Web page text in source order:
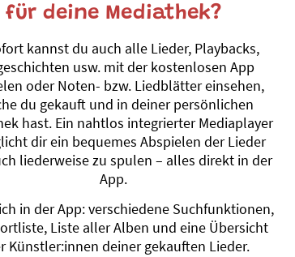
Roland Zoss
Jimmy Flitz
#Indianer
#Vier Elemente
Stichwörter A-Z
für deine Mediathek?
kannst du auch alle Lieder, Playbacks,
usw. mit der kostenlosen App
oder Noten- bzw. Liedblätter einsehen,
du gekauft und in deiner persönlichen
hast. Ein nahtlos integrierter Mediaplayer
dir ein bequemes Abspielen der Lieder
liederweise zu spulen – alles direkt in der
App.
in der App: verschiedene Suchfunktionen,
Liste aller Alben und eine Übersicht
Künstler:innen deiner gekauften Lieder.